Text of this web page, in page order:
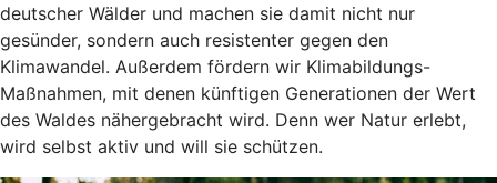
deutscher Wälder und machen sie damit nicht nur
gesünder, sondern auch resistenter gegen den
Klimawandel. Außerdem fördern wir Klimabildungs-
Maßnahmen, mit denen künftigen Generationen der Wert
des Waldes nähergebracht wird. Denn wer Natur erlebt,
wird selbst aktiv und will sie schützen.